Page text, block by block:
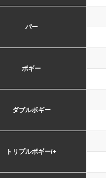
パー
ボギー
ダブルボギー
トリプルボギー/+